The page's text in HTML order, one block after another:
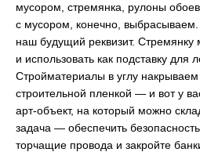
мусором, стремянка, рулоны
с мусором, конечно,
наш будущий реквизит. Стремянку
и использовать как подставку для
Стройматериалы в углу
строительной пленкой — и вот у
арт-объект, на который можно
задача — обеспечить
торчащие провода и закройте